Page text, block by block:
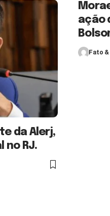
da Alerj,
no RJ.
ação
Fato